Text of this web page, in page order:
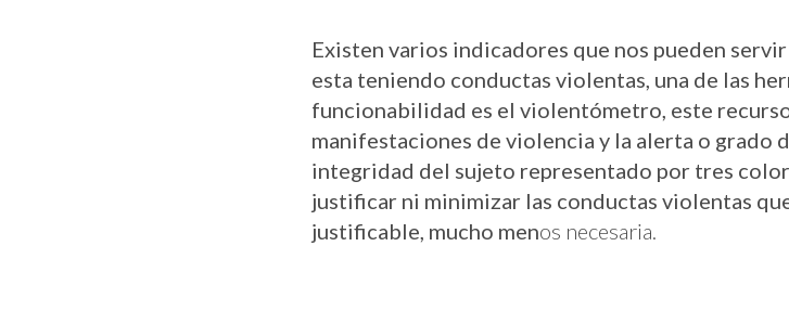
Existen varios indicadores que nos pueden
esta teniendo conductas violentas, una de las
funcionabilidad es el violentómetro, este
manifestaciones de violencia y la alerta o grado
integridad del sujeto representado por tres
justificar ni minimizar las conductas violentas
justificable, mucho menos necesaria.